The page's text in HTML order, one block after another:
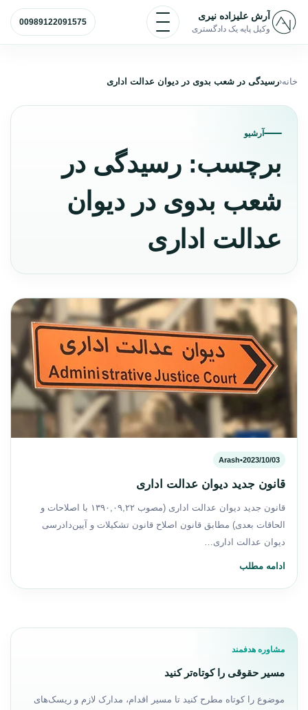
پرش به محتوا
آرش علیزاده نیری
وکیل پایه یک دادگستری
باز و بسته کردن منو
00989122091575
خانه رسیدگی در شعب بدوی در دیوان عدالت اداری
آرشیو
برچسب:رسیدگی در
شعب بدوی در دیوان
عدالت اداری
2023/10/03
•
Arash
قانون جدید دیوان عدالت اداری
قانون جدید دیوان عدالت اداری (مصوب ۱۳۹۰,۰۹,۲۲ با اصلاحات و
الحاقات بعدی) مطابق قانون اصلاح قانون تشکیلات و آیین‌دادرسی
دیوان عدالت اداری…
ادامه مطلب
مشاوره هدفمند
مسیر حقوقی را کوتاه‌تر کنید
موضوع را کوتاه مطرح کنید تا مسیر اقدام، مدارک لازم و ریسک‌های